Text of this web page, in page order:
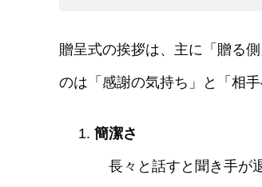
贈呈式の挨拶は、主に「贈る
のは「感謝の気持ち」と「相
簡潔さ
長々と話すと聞き手が